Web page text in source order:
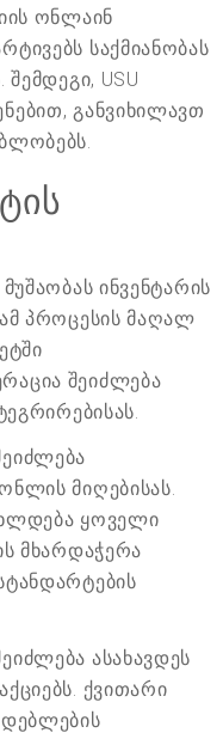
ონლაინ
საქმიანობას
USU
განვიხილავთ
ინვენტარის
პროცესის მაღალ
შეიძლება
მიღებისას.
ყოველი
მხარდაჭერა
ასახავდეს
ქვითარი